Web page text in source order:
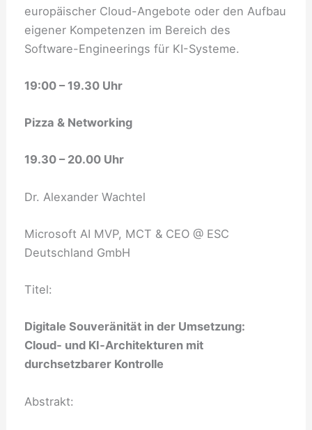
europäischer Cloud-Angebote oder den Aufbau
eigener Kompetenzen im Bereich des
Software-Engineerings für KI-Systeme.
19:00 – 19.30 Uhr
Pizza & Networking
19.30 – 20.00 Uhr
Dr. Alexander Wachtel
Microsoft AI MVP, MCT & CEO @ ESC
Deutschland GmbH
Titel:
Digitale Souveränität in der Umsetzung:
Cloud‑ und KI‑Architekturen mit
durchsetzbarer Kontrolle
Abstrakt: